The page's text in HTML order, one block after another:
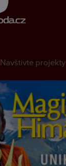
Navštivte projekty